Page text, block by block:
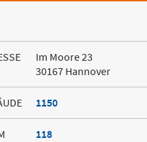
Im Moore 23
30167 Hannover
1150
118